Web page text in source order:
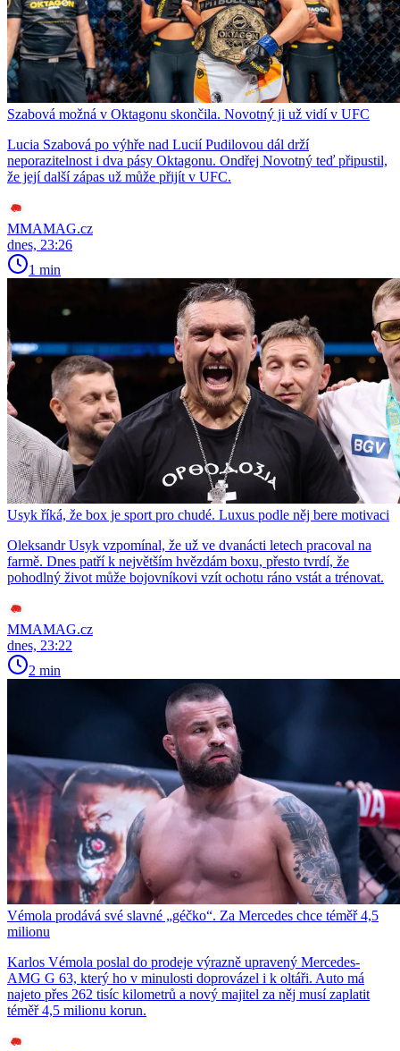
Szabová možná v Oktagonu skončila. Novotný ji už vidí v UFC
Lucia Szabová po výhře nad Lucií Pudilovou dál drží
neporazitelnost i dva pásy Oktagonu. Ondřej Novotný teď připustil,
že její další zápas už může přijít v UFC.
MMAMAG.cz
dnes, 23:26
1 min
Usyk říká, že box je sport pro chudé. Luxus podle něj bere motivaci
Oleksandr Usyk vzpomínal, že už ve dvanácti letech pracoval na
farmě. Dnes patří k největším hvězdám boxu, přesto tvrdí, že
pohodlný život může bojovníkovi vzít ochotu ráno vstát a trénovat.
MMAMAG.cz
dnes, 23:22
2 min
Vémola prodává své slavné „géčko“. Za Mercedes chce téměř 4,5
milionu
Karlos Vémola poslal do prodeje výrazně upravený Mercedes-
AMG G 63, který ho v minulosti doprovázel i k oltáři. Auto má
najeto přes 262 tisíc kilometrů a nový majitel za něj musí zaplatit
téměř 4,5 milionu korun.